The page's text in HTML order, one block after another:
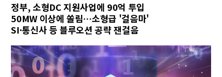
정부, 소형DC 지원사업에 90억 투입
50MW 이상에 쏠림…소형급 '걸음마'
SI·통신사 등 블루오션 공략 잰걸음